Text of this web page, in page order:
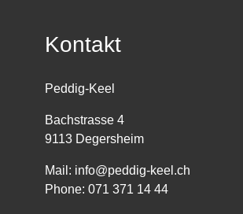
Kontakt
Peddig-Keel
Bachstrasse 4
9113 Degersheim
Mail: info@peddig-keel.ch
Phone: 071 371 14 44